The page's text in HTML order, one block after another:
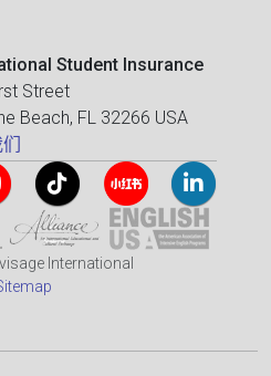
Student Insurance
Street
Beach, FL 32266 USA
International